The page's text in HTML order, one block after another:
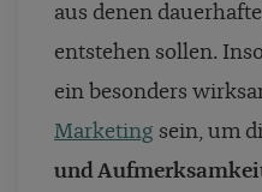
aus denen
entstehen sollen.
ein besonders
Marketing sein, um
und